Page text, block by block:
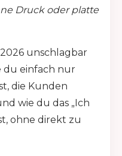
Druck oder platte
unschlagbar
du einfach nur
die Kunden
wie du das „Ich
ohne direkt zu